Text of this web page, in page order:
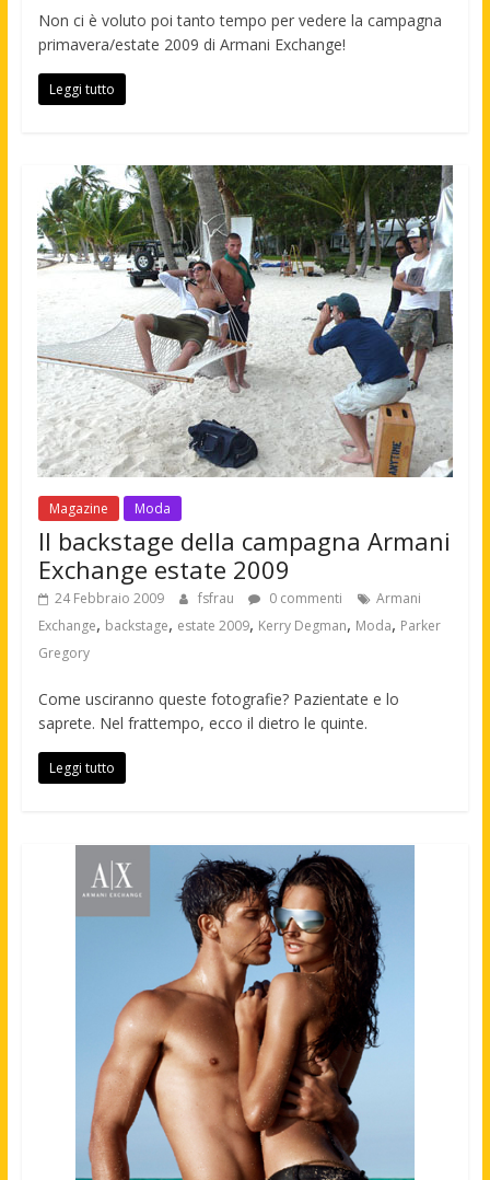
Non ci è voluto poi tanto tempo per vedere la campagna
primavera/estate 2009 di Armani Exchange!
Leggi tutto
Magazine Moda
Il backstage della campagna Armani
Exchange estate 2009
24 Febbraio 2009 fsfrau 0 commenti
Armani
Exchange, backstage, estate 2009, Kerry Degman, Moda, Parker
Gregory
Come usciranno queste fotografie? Pazientate e lo
saprete. Nel frattempo, ecco il dietro le quinte.
Leggi tutto